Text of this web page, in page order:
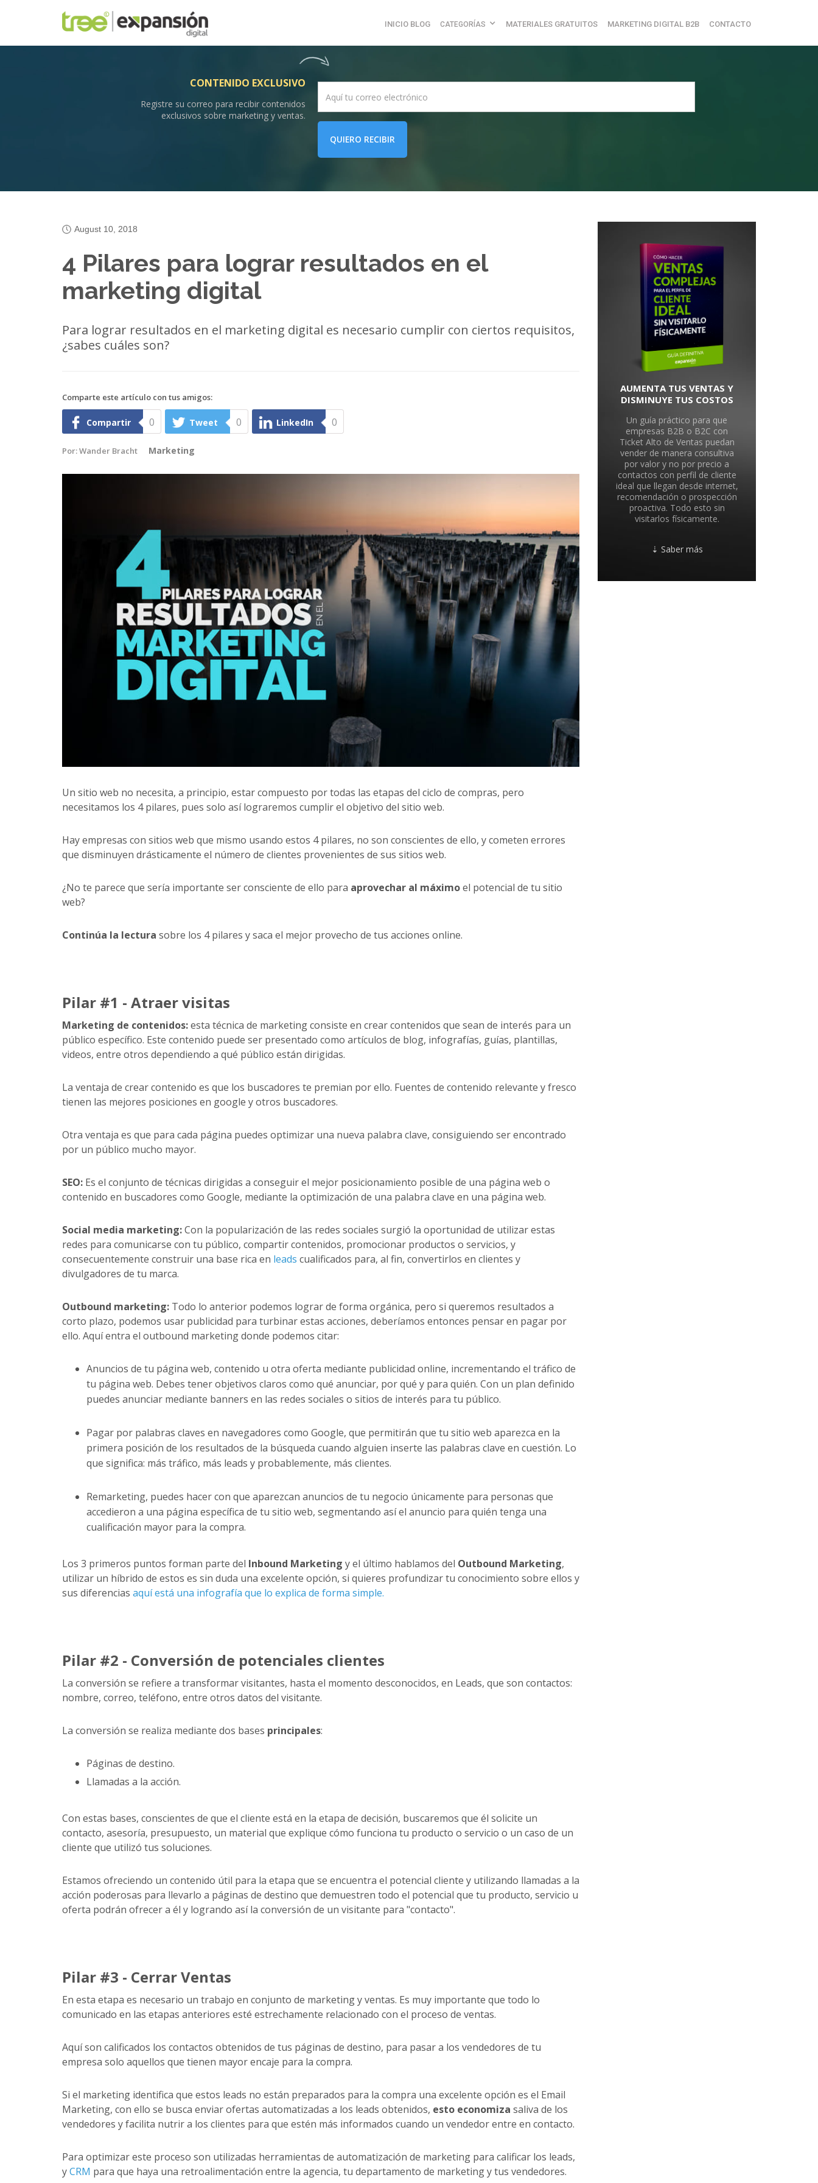
INICIO BLOG CATEGORÍAS MATERIALES GRATUITOS MARKETING DIGITAL B2B CONTACTO
CONTENIDO EXCLUSIVO
Registre su correo para recibir contenidos
exclusivos sobre marketing y ventas.
QUIERO RECIBIR
August 10, 2018
4 Pilares para lograr resultados en el
marketing digital
Para lograr resultados en el marketing digital es necesario cumplir con ciertos requisitos,
¿sabes cuáles son?
Comparte este artículo con tus amigos:
Compartir 0 Tweet 0 LinkedIn 0
Por:Wander Bracht Marketing
Un sitio web no necesita, a principio, estar compuesto por todas las etapas del ciclo de compras, pero
necesitamos los 4 pilares, pues solo así lograremos cumplir el objetivo del sitio web.
Hay empresas con sitios web que mismo usando estos 4 pilares, no son conscientes de ello, y cometen errores
que disminuyen drásticamente el número de clientes provenientes de sus sitios web.
¿No te parece que sería importante ser consciente de ello para aprovechar al máximoel potencial de tu sitio
web?
Continúa la lectura sobre los 4 pilares y saca el mejor provecho de tus acciones online.
Pilar #1 - Atraer visitas
Marketing de contenidos:esta técnica de marketing consiste en crear contenidos que sean de interés para un
público específico. Este contenido puede ser presentado como artículos de blog, infografías, guías, plantillas,
videos, entre otros dependiendo a qué público están dirigidas.
La ventaja de crear contenido es que los buscadores te premian por ello. Fuentes de contenido relevante y fresco
tienen las mejores posiciones en google y otros buscadores.
Otra ventaja es que para cada página puedes optimizar una nueva palabra clave, consiguiendo ser encontrado
por un público mucho mayor.
SEO: Es el conjunto de técnicas dirigidas a conseguir el mejor posicionamiento posible de una página web o
contenido en buscadores como Google, mediante la optimización de una palabra clave en una página web.
Social media marketing:Con la popularización de las redes sociales surgió la oportunidad de utilizar estas
redes para comunicarse con tu público, compartir contenidos, promocionar productos o servicios, y
consecuentemente construir una base rica en leads cualificados para, al fin, convertirlos en clientes y
divulgadores de tu marca.
Outbound marketing: Todo lo anterior podemos lograr de forma orgánica, pero si queremos resultados a
corto plazo, podemos usar publicidad para turbinar estas acciones, deberíamos entonces pensar en pagar por
ello. Aquí entra el outbound marketing donde podemos citar:
Anuncios de tu página web, contenido u otra oferta mediante publicidad online, incrementando el tráfico de
tu página web. Debes tener objetivos claros como qué anunciar, por qué y para quién. Con un plan definido
puedes anunciar mediante banners en las redes sociales o sitios de interés para tu público.
Pagar por palabras claves en navegadores como Google, que permitirán que tu sitio web aparezca en la
primera posición de los resultados de la búsqueda cuando alguien inserte las palabras clave en cuestión. Lo
que significa: más tráfico, más leads y probablemente, más clientes.
Remarketing, puedes hacer con que aparezcan anuncios de tu negocio únicamente para personas que
accedieron a una página específica de tu sitio web, segmentando así el anuncio para quién tenga una
cualificación mayor para la compra.
Los 3 primeros puntos forman parte del Inbound Marketing y el último hablamos del Outbound Marketing,
utilizar un híbrido de estos es sin duda una excelente opción, si quieres profundizar tu conocimiento sobre ellos y
sus diferencias aquí está una infografía que lo explica de forma simple.
Pilar #2 - Conversión de potenciales clientes
La conversión se refiere a transformar visitantes, hasta el momento desconocidos, en Leads, que son contactos:
nombre, correo, teléfono, entre otros datos del visitante.
La conversión se realiza mediante dos bases principales:
Páginas de destino.
Llamadas a la acción.
Con estas bases, conscientes de que el cliente está en la etapa de decisión, buscaremos que él solicite un
contacto, asesoría, presupuesto, un material que explique cómo funciona tu producto o servicio o un caso de un
cliente que utilizó tus soluciones.
Estamos ofreciendo un contenido útil para la etapa que se encuentra el potencial cliente y utilizando llamadas a la
acción poderosas para llevarlo a páginas de destino que demuestren todo el potencial que tu producto, servicio u
oferta podrán ofrecer a él y logrando así la conversión de un visitante para "contacto".
Pilar #3 - CerrarVentas
En esta etapa es necesario un trabajo en conjunto de marketing y ventas. Es muy importante que todo lo
comunicado en las etapas anteriores esté estrechamente relacionado con el proceso de ventas.
Aquí son calificados los contactos obtenidos de tus páginas de destino, para pasar a los vendedores de tu
empresa solo aquellos que tienen mayor encaje para la compra.
Si el marketing identifica que estos leads no están preparados para la compra una excelente opción es el Email
Marketing, con ello se busca enviar ofertas automatizadas a los leads obtenidos, esto economiza saliva de los
vendedores y facilita nutrir a los clientes para que estén más informados cuando un vendedor entre en contacto.
Para optimizar este proceso son utilizadas herramientas de automatización de marketing para calificar los leads,
yCRM para que haya una retroalimentación entre la agencia, tu departamento de marketing y tus vendedores.
AUMENTA TUS VENTAS Y
DISMINUYE TUS COSTOS
Un guía práctico para que
empresas B2B o B2C con
Ticket Alto de Ventas puedan
vender de manera consultiva
por valor y no por precio a
contactos con perfil de cliente
ideal que llegan desde internet,
recomendación o prospección
proactiva. Todo esto sin
visitarlos físicamente.
⇣ Saber más